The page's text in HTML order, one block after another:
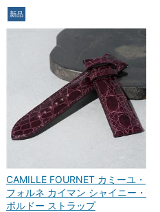
新品
CAMILLE FOURNET カミーユ・
フォルネ カイマン シャイニー・
ボルドー ストラップ